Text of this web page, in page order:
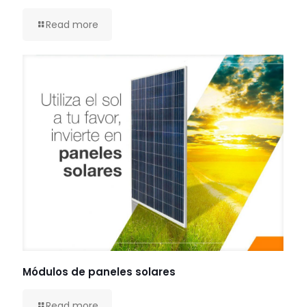
Read more
Módulos de paneles solares